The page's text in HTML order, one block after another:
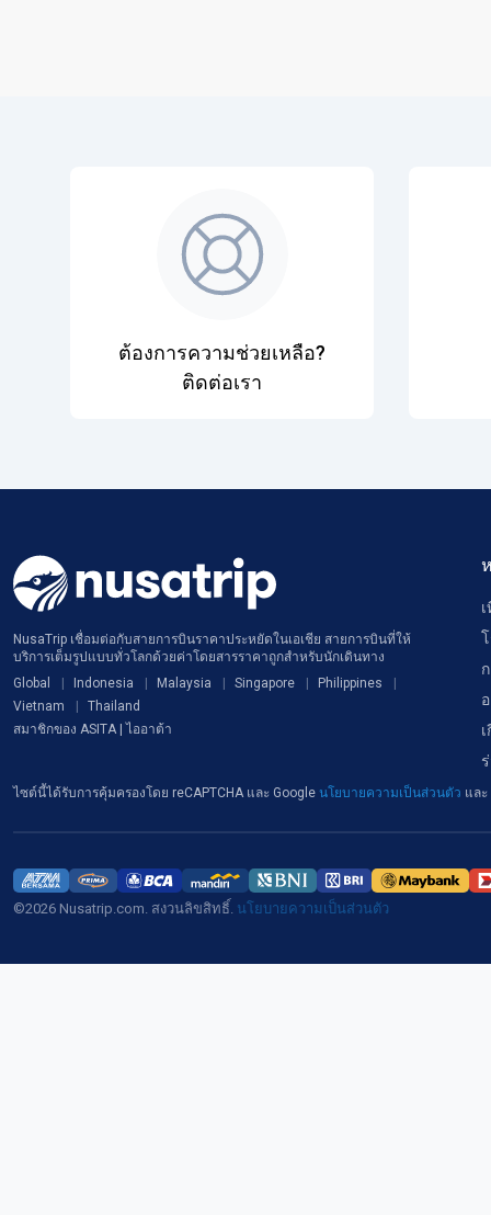
ต้องการความช่วยเหลือ?
ติดต่อเรา
NusaTrip เชื่อมต่อกับสายการบินราคาประหยัดในเอเชีย สายการบินที่ให้
บริการเต็มรูปแบบทั่วโลกด้วยค่าโดยสารราคาถูกสำหรับนักเดินทาง
Global
Indonesia Malaysia Singapore
Philippines
Vietnam
Thailand
สมาชิกของ ASITA | ไออาต้า
ไซต์นี้ได้รับการคุ้มครองโดย reCAPTCHA และ Google นโยบายความเป็นส่วนตัว และ
©2026 Nusatrip.com. สงวนลิขสิทธิ์. นโยบายความเป็นส่วนตัว